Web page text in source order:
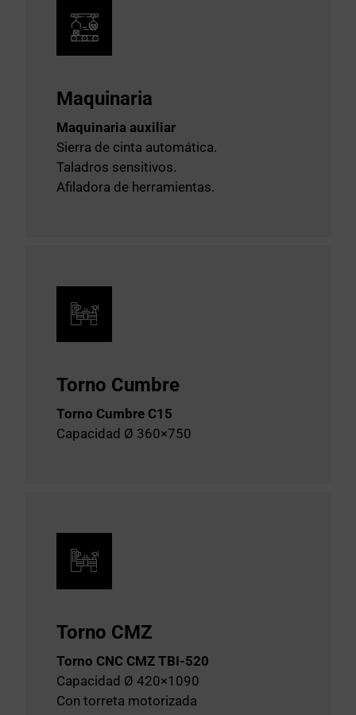
Maquinaria
Maquinaria auxiliar
Sierra de cinta automática.
Taladros sensitivos.
Afiladora de herramientas.
Torno Cumbre
Torno Cumbre C15
Capacidad Ø 360×750
Torno CMZ
Torno CNC CMZ TBI-520
Capacidad Ø 420×1090
Con torreta motorizada